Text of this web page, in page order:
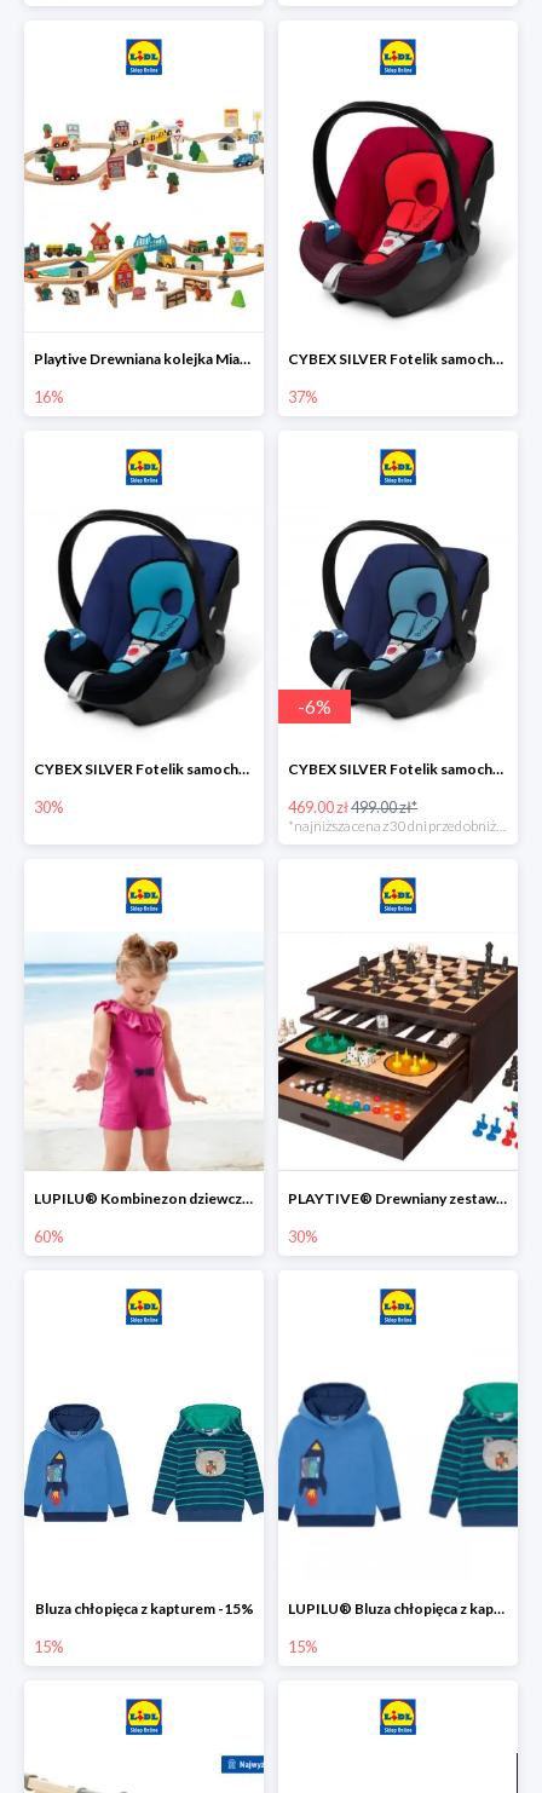
Playtive Drewniana kolejka Miasto lub Farma
16%
CYBEX SILVER Fotelik samochodowy
37%
CYBEX SILVER Fotelik samochodowy -30%
30%
-6%
CYBEX SILVER Fotelik samochodowy + dostawa gratis!
469.00 zł499.00 zł*
*najniższa cena z 30 dni przed obniżką
LUPILU® Kombinezon dziewczęcy z bawełny
60%
PLAYTIVE® Drewniany zestaw gier 10 w 1
30%
Bluza chłopięca z kapturem -15%
15%
LUPILU® Bluza chłopięca z kapturem
15%